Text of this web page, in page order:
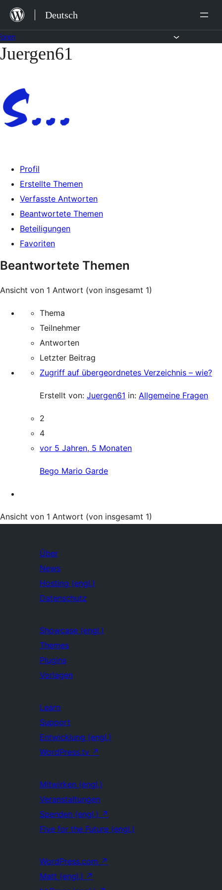
Zum
Inhalt
springen
Deutsch
Zum
Juergen61
Profil
Erstellte Themen
Verfasste Antworten
Beantwortete Themen
Beteiligungen
Favoriten
Beantwortete Themen
Ansicht von 1 Antwort (von insgesamt 1)
Thema
Teilnehmer
Antworten
Letzter Beitrag
Zugriff auf übergeordnetes Verzeichnis – wie?
Erstellt von: Juergen61 in: Allgemeine Fragen
2
4
vor 5 Jahren, 5 Monaten
Bego Mario Garde
Ansicht von 1 Antwort (von insgesamt 1)
Über
News
Hosting (engl.)
Datenschutz
Showcase (engl.)
Themes
Plugins
Vorlagen
Learn
Support
Entwicklung (engl.)
WordPress.tv ↗
Mitwirken (engl.)
Veranstaltungen
Spenden (engl.) ↗
Five for the Future (engl.)
WordPress.com ↗
Matt (engl.) ↗